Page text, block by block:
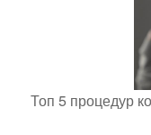
Топ 5 процедур